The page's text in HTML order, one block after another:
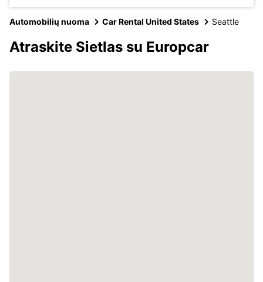
Automobilių nuoma Car Rental United States Seattle
Atraskite Sietlas su Europcar